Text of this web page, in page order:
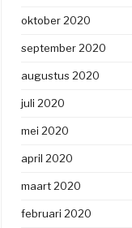
oktober 2020
september 2020
augustus 2020
juli 2020
mei 2020
april 2020
maart 2020
februari 2020